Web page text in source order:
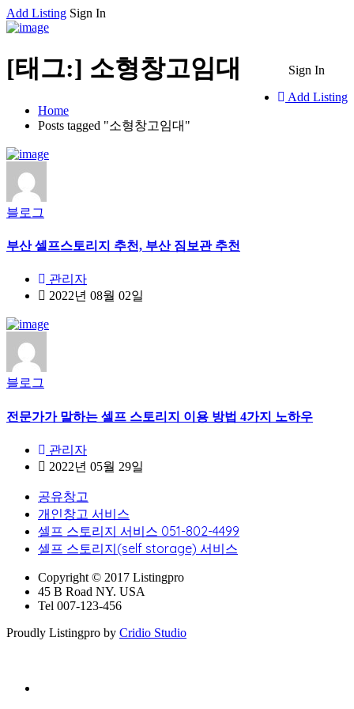
Add Listing Sign In
Sign In
Add Listing
[태그:] 소형창고임대
Home
Posts tagged "소형창고임대"
블로그
부산 셀프스토리지 추천, 부산 짐보관 추천
관리자
2022년 08월 02일
블로그
전문가가 말하는 셀프 스토리지 이용 방법 4가지 노하우
관리자
2022년 05월 29일
공유창고
개인창고 서비스
셀프 스토리지 서비스 051-802-4499
셀프 스토리지(self storage) 서비스
Copyright © 2017 Listingpro
45 B Road NY. USA
Tel 007-123-456
Proudly Listingpro by Cridio Studio